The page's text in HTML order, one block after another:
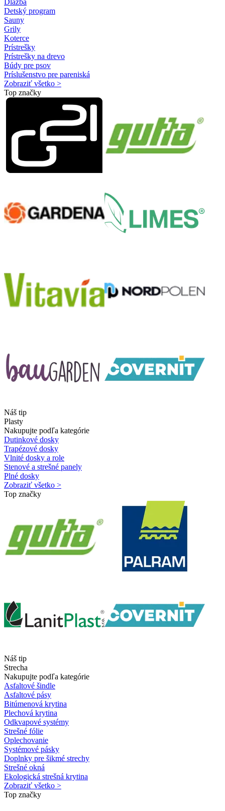
Dlažba
Detský program
Sauny
Grily
Koterce
Prístrešky
Prístrešky na drevo
Búdy pre psov
Príslušenstvo pre pareniská
Zobraziť všetko >
Top značky
Náš tip
Plasty
Nakupujte podľa kategórie
Dutinkové dosky
Trapézové dosky
Vlnité dosky a role
Stenové a strešné panely
Plné dosky
Zobraziť všetko >
Top značky
Náš tip
Strecha
Nakupujte podľa kategórie
Asfaltové šindle
Asfaltové pásy
Bitúmenová krytina
Plechová krytina
Odkvapové systémy
Strešné fólie
Oplechovanie
Systémové pásky
Doplnky pre šikmé strechy
Strešné okná
Ekologická strešná krytina
Zobraziť všetko >
Top značky